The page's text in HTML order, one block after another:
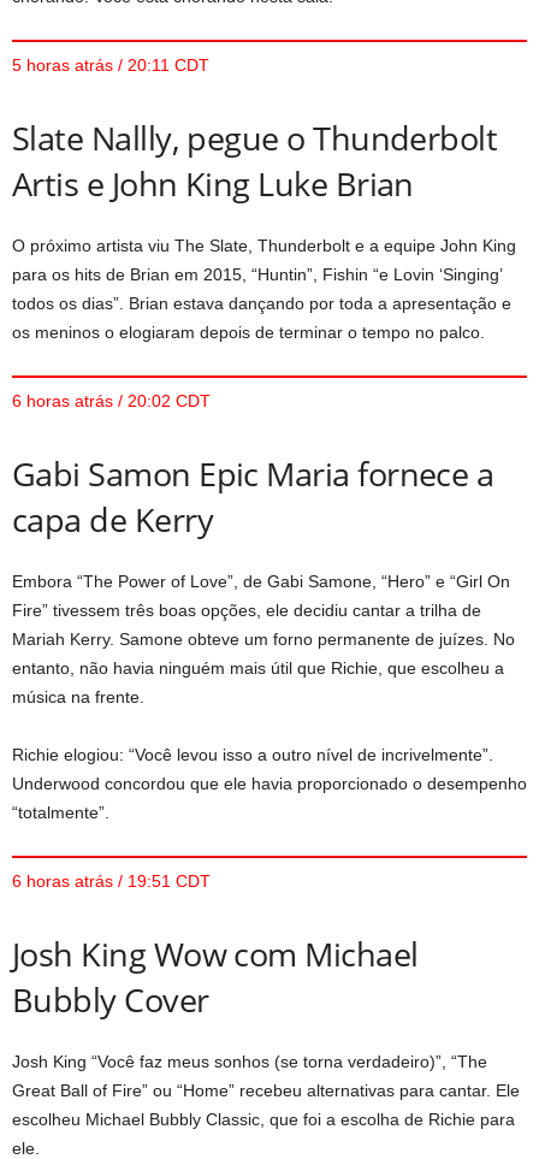
5 horas atrás / 20:11 CDT
Slate Nallly, pegue o Thunderbolt
Artis e John King Luke Brian
O próximo artista viu The Slate, Thunderbolt e a equipe John King
para os hits de Brian em 2015, “Huntin”, Fishin “e Lovin ‘Singing’
todos os dias”. Brian estava dançando por toda a apresentação e
os meninos o elogiaram depois de terminar o tempo no palco.
6 horas atrás / 20:02 CDT
Gabi Samon Epic Maria fornece a
capa de Kerry
Embora “The Power of Love”, de Gabi Samone, “Hero” e “Girl On
Fire” tivessem três boas opções, ele decidiu cantar a trilha de
Mariah Kerry. Samone obteve um forno permanente de juízes. No
entanto, não havia ninguém mais útil que Richie, que escolheu a
música na frente.
Richie elogiou: “Você levou isso a outro nível de incrivelmente”.
Underwood concordou que ele havia proporcionado o desempenho
“totalmente”.
6 horas atrás / 19:51 CDT
Josh King Wow com Michael
Bubbly Cover
Josh King “Você faz meus sonhos (se torna verdadeiro)”, “The
Great Ball of Fire” ou “Home” recebeu alternativas para cantar. Ele
escolheu Michael Bubbly Classic, que foi a escolha de Richie para
ele.